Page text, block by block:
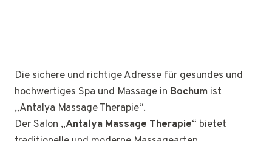
Die sichere und richtige Adresse für gesundes und
hochwertiges Spa und Massage in Bochum ist
„Antalya Massage Therapie“.
Der Salon „Antalya Massage Therapie“ bietet